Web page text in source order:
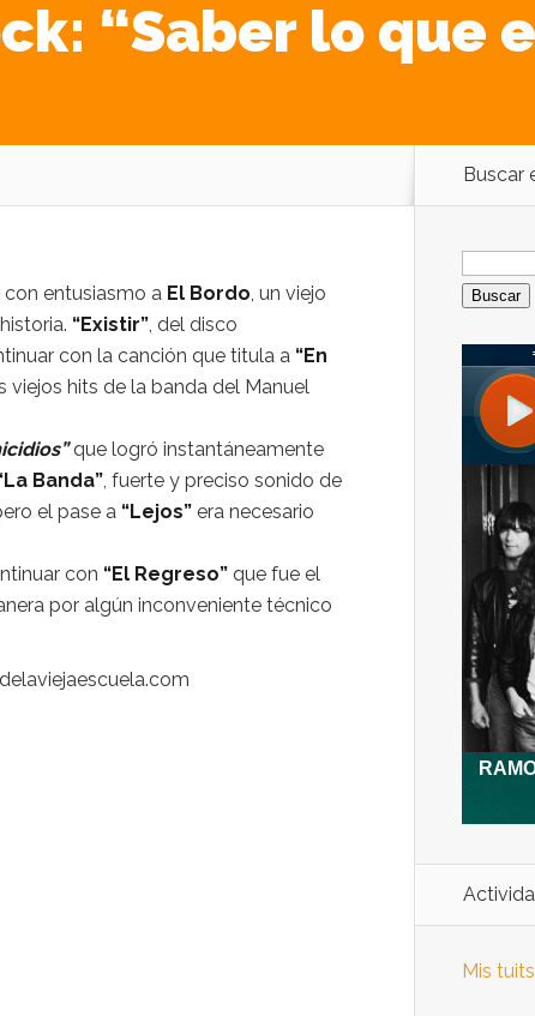
“Saber lo que
entusiasmo a El Bordo, un viejo
“Existir”, del disco
con la canción que titula a “En
viejos hits de la banda del Manuel
que logró instantáneamente
Banda”, fuerte y preciso sonido de
el pase a “Lejos” era necesario
con “El Regreso” que fue el
por algún inconveniente técnico
Buscar
Buscar:
Mis tuits